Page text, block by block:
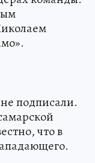
подписали.
что в